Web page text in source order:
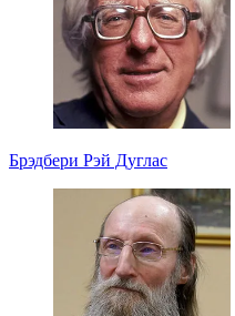
Брэдбери Рэй Дуглас